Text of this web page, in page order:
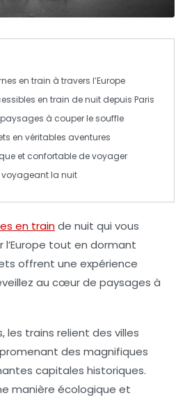
en train à travers l’Europe
en train de nuit depuis Paris
à couper le souffle
en véritables aventures
et confortable de voyager
la nuit
en trainde nuit qui vous
tout en dormant
offrent une expérience
au cœur de paysages à
les trains relient des villes
des magnifiques
capitales historiques.
manière écologique et